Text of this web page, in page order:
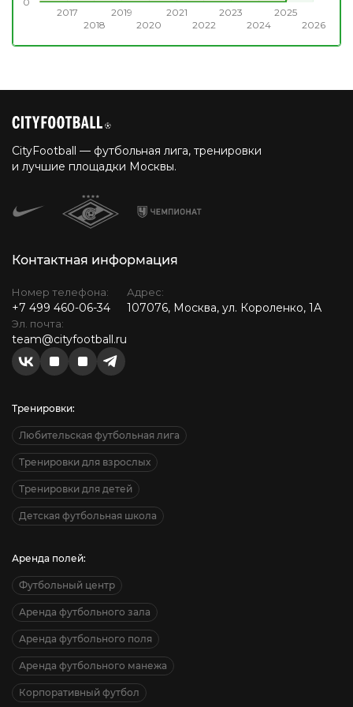
2017
2018
2019
2020
2021
2022
2023
2024
2025
2026
CityFootball — футбольная лига, тренировки
и лучшие площадки Москвы.
Контактная информация
Номер телефона:
+7 499 460-06-34
Эл. почта:
team@cityfootball.ru
Адрес:
107076, Москва, ул. Короленко, 1А
Тренировки:
Любительская футбольная лига
Тренировки для взрослых
Тренировки для детей
Детская футбольная школа
Аренда полей:
Футбольный центр
Аренда футбольного зала
Аренда футбольного поля
Аренда футбольного манежа
Корпоративный футбол